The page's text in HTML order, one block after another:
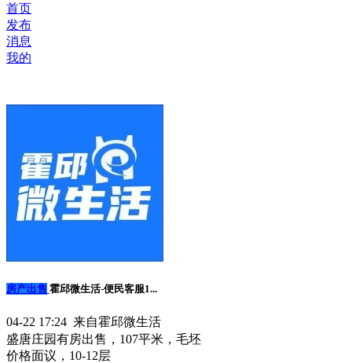
首页
发布
消息
我的
房产出售 霍邱微生活-便民客服1...
04-22 17:24 来自霍邱微生活
盛唐庄园有房出售，107平米，毛坯
价格面议，10-12层